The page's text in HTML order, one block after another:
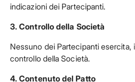
indicazioni dei Partecipanti.
3. Controllo della Società
Nessuno dei Partecipanti esercita,
controllo della Società.
4. Contenuto del Patto